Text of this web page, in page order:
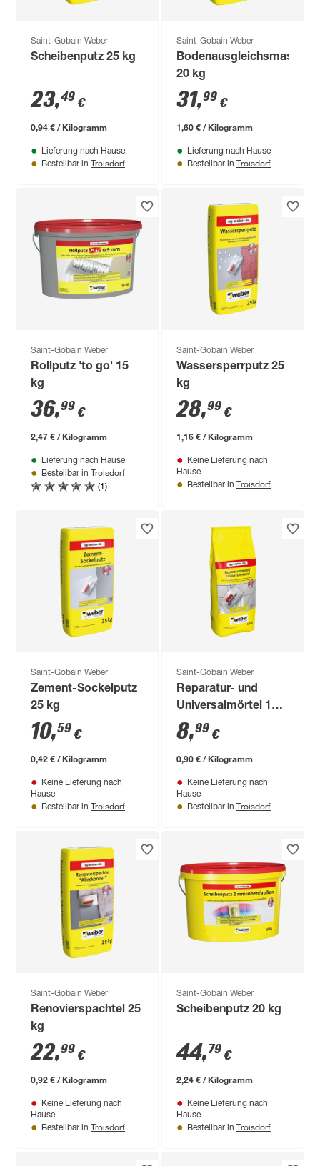
Saint-Gobain Weber
Scheibenputz 25 kg
23,49 €
0,94 € / Kilogramm
Lieferung nach Hause
Bestellbar in Troisdorf
Saint-Gobain Weber
Bodenausgleichsmasse
20 kg
31,99 €
1,60 € / Kilogramm
Lieferung nach Hause
Bestellbar in Troisdorf
Saint-Gobain Weber
Rollputz 'to go' 15
kg
36,99 €
2,47 € / Kilogramm
Lieferung nach Hause
Bestellbar in Troisdorf
(1)
Saint-Gobain Weber
Wassersperrputz 25
kg
28,99 €
1,16 € / Kilogramm
Keine Lieferung nach
Hause
Bestellbar in Troisdorf
Saint-Gobain Weber
Zement-Sockelputz
25 kg
10,59 €
0,42 € / Kilogramm
Keine Lieferung nach
Hause
Bestellbar in Troisdorf
Saint-Gobain Weber
Reparatur- und
Universalmörtel 10
kg
8,99 €
0,90 € / Kilogramm
Keine Lieferung nach
Hause
Bestellbar in Troisdorf
Saint-Gobain Weber
Renovierspachtel 25
kg
22,99 €
0,92 € / Kilogramm
Keine Lieferung nach
Hause
Bestellbar in Troisdorf
Saint-Gobain Weber
Scheibenputz 20 kg
44,79 €
2,24 € / Kilogramm
Keine Lieferung nach
Hause
Bestellbar in Troisdorf